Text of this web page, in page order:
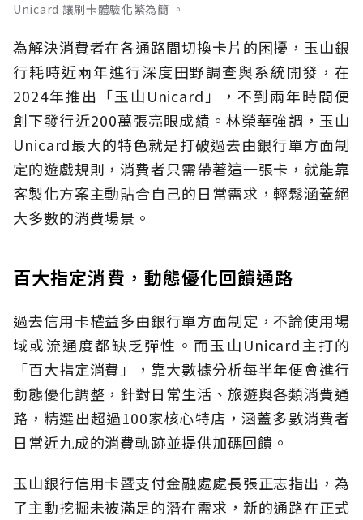
Unicard 讓刷卡體驗化繁為簡 。
為解決消費者在各通路間切換卡片的困擾，玉山銀
行耗時近兩年進行深度田野調查與系統開發，在
2024年推出「玉山Unicard」，不到兩年時間便
創下發行近200萬張亮眼成績。林榮華強調，玉山
Unicard最大的特色就是打破過去由銀行單方面制
定的遊戲規則，消費者只需帶著這一張卡，就能靠
客製化方案主動貼合自己的日常需求，輕鬆涵蓋絕
大多數的消費場景。
百大指定消費，動態優化回饋通路
過去信用卡權益多由銀行單方面制定，不論使用場
域或流通度都缺乏彈性。而玉山Unicard主打的
「百大指定消費」，靠大數據分析每半年便會進行
動態優化調整，針對日常生活、旅遊與各類消費通
路，精選出超過100家核心特店，涵蓋多數消費者
日常近九成的消費軌跡並提供加碼回饋。
玉山銀行信用卡暨支付金融處處長張正志指出，為
了主動挖掘未被滿足的潛在需求，新的通路在正式